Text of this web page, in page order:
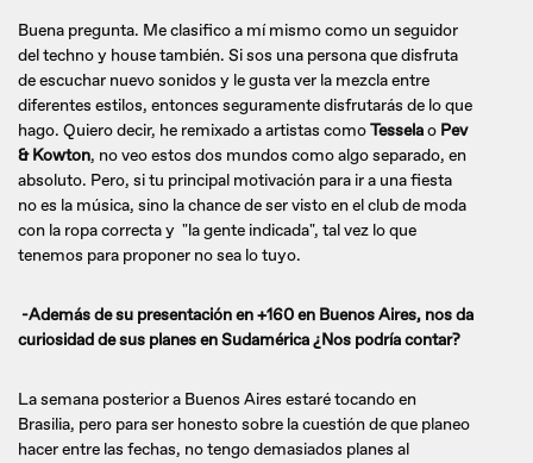
Buena pregunta. Me clasifico a mí mismo como un seguidor
del techno y house también. Si sos una persona que disfruta
de escuchar nuevo sonidos y le gusta ver la mezcla entre
diferentes estilos, entonces seguramente disfrutarás de lo que
hago. Quiero decir, he remixado a artistas comoTesselao Pev
& Kowton, no veo estos dos mundos como algo separado, en
absoluto. Pero, si tu principal motivación para ir a una fiesta
no es la música, sino la chance de ser visto en el club de moda
con la ropa correcta y "la gente indicada", tal vez lo que
tenemos para proponer no sea lo tuyo.
-Además de su presentación en +160 en Buenos Aires, nos da
curiosidad de sus planes en Sudamérica ¿Nos podría contar?
La semana posterior a Buenos Aires estaré tocando en
Brasilia, pero para ser honesto sobre la cuestión de que planeo
hacer entre las fechas, no tengo demasiados planes al